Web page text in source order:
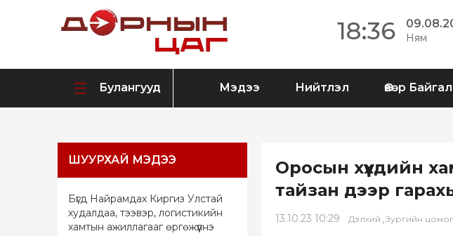
18:36 Ням
Булангууд Мэдээ Нийтлэл Өвөр
ШУУРХАЙ МЭДЭЭ
Бүгд Найрамдах Киргиз Улстай
худалдаа, тээвэр, логистикийн
хамтын ажиллагааг өргөжүүлнэ
Оросын хүүхдийн
тайзан дээр
13.10.23 10:29 Дэлхий , Зургийн цомог